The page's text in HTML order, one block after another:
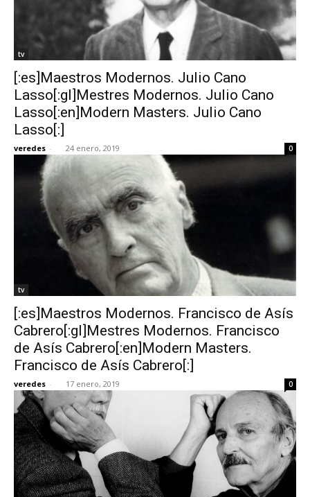
tv
[:es]Maestros Modernos. Julio Cano
Lasso[:gl]Mestres Modernos. Julio Cano
Lasso[:en]Modern Masters. Julio Cano
Lasso[:]
veredes - 24 enero, 2019 0
tv
[:es]Maestros Modernos. Francisco de Asís
Cabrero[:gl]Mestres Modernos. Francisco
de Asís Cabrero[:en]Modern Masters.
Francisco de Asís Cabrero[:]
veredes - 17 enero, 2019 0